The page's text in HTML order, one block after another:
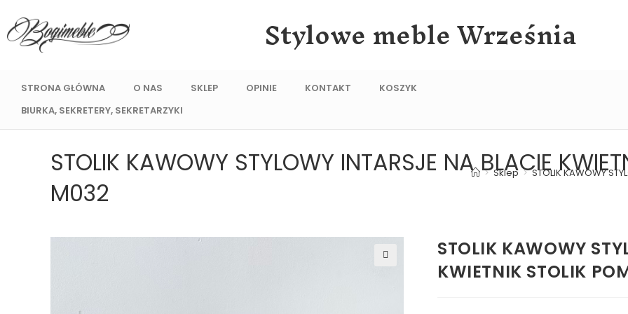
Stylowe meble Września
STRONA GŁÓWNA O NAS SKLEP OPINIE KONTAKT
KOSZYK
BIURKA, SEKRETERY, SEKRETARZYKI
STOLIK KAWOWY STYLOWY INTARSJE NA BLACIE
M032
> Sklep > STOLIK KAWOWY
STOLIK KAWOWY
KWIETNIK STOLIK